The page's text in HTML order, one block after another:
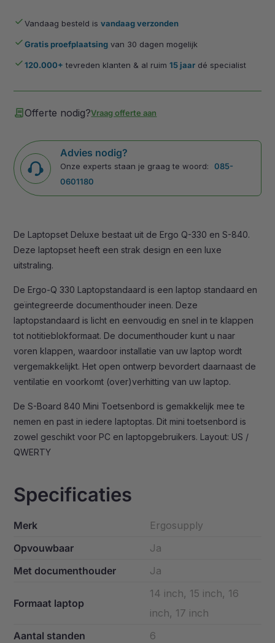
doneVandaag besteld isvandaag verzonden
doneGratis proefplaatsing van 30 dagen mogelijk
done120.000+ tevreden klanten & al ruim15 jaar dé specialist
contractOfferte nodig?Vraag offerte aan
Advies nodig?
Onze experts staan je graag te woord:
085-
0601180
De Laptopset Deluxe bestaat uit de Ergo Q-330 en S-840.
Deze laptopset heeft een strak design en een luxe
uitstraling.
De Ergo-Q 330 Laptopstandaard is een laptop standaard en
geïntegreerde documenthouder ineen. Deze
laptopstandaard is licht en eenvoudig en snel in te klappen
tot notitieblokformaat. De documenthouder kunt u naar
voren klappen, waardoor installatie van uw laptop wordt
vergemakkelijkt. Het open ontwerp bevordert daarnaast de
ventilatie en voorkomt (over)verhitting van uw laptop.
De S-Board 840 Mini Toetsenbord is gemakkelijk mee te
nemen en past in iedere laptoptas. Dit mini toetsenbord is
zowel geschikt voor PC en laptopgebruikers. Layout: US /
QWERTY
Specificaties
Merk
Ergosupply
Opvouwbaar
Ja
Met documenthouder
Ja
Formaat laptop
14 inch, 15 inch, 16
inch, 17 inch
Aantal standen
6